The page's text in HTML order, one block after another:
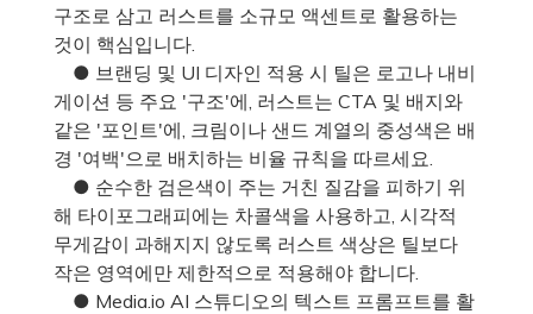
구조로 삼고 러스트를 소규모 액센트로 활용하는
것이 핵심입니다.
● 브랜딩 및 UI 디자인 적용 시 틸은 로고나 내비
게이션 등 주요 '구조'에, 러스트는 CTA 및 배지와
같은 '포인트'에, 크림이나 샌드 계열의 중성색은 배
경 '여백'으로 배치하는 비율 규칙을 따르세요.
● 순수한 검은색이 주는 거친 질감을 피하기 위
해 타이포그래피에는 차콜색을 사용하고, 시각적
무게감이 과해지지 않도록 러스트 색상은 틸보다
작은 영역에만 제한적으로 적용해야 합니다.
● Media.io AI 스튜디오의 텍스트 프롬프트를 활